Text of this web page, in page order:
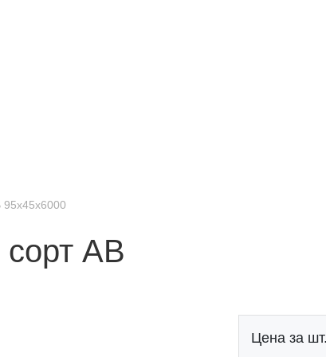
95х45х6000
АB
Цена за